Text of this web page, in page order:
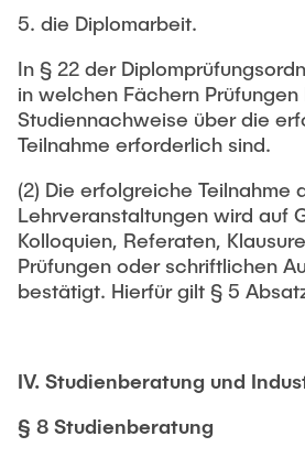
5. die Diplomarbeit.
In § 22 der
in welchen Fächern
Studiennachweise über die
Teilnahme erforderlich sind.
(2) Die erfolgreiche Teilnahme
Lehrveranstaltungen wird auf
Kolloquien, Referaten,
Prüfungen oder schriftlichen
bestätigt. Hierfür gilt § 5
IV. Studienberatung und
§ 8 Studienberatung